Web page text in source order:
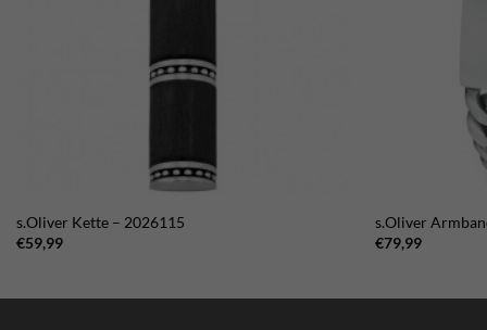
s.Oliver Kette – 2026115
€59,99
s.Oliver
€79,99